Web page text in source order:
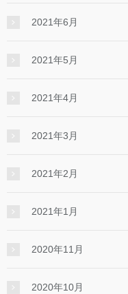
2021年6月
2021年5月
2021年4月
2021年3月
2021年2月
2021年1月
2020年11月
2020年10月